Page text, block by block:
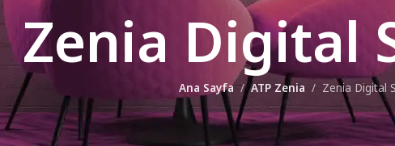
Zenia Digital
Ana Sayfa ATP Zenia Zenia Digital